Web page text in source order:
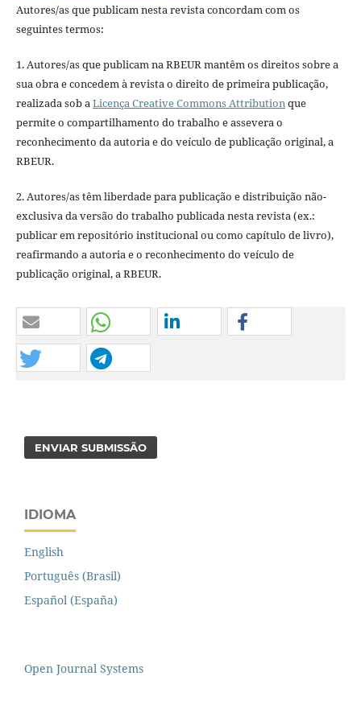
Autores/as que publicam nesta revista concordam com os
seguintes termos:
1. Autores/as que publicam na RBEUR mantêm os direitos sobre a
sua obra e concedem à revista o direito de primeira publicação,
realizada sob aLicença Creative Commons Attributionque
permite o compartilhamento do trabalho e assevera o
reconhecimento da autoria e do veículo de publicação original, a
RBEUR.
2. Autores/as têm liberdade para publicação e distribuição não-
exclusiva da versão do trabalho publicada nesta revista (ex.:
publicar em repositório institucional ou como capítulo de livro),
reafirmando a autoria e o reconhecimento do veículo de
publicação original, a RBEUR.
ENVIAR SUBMISSÃO
IDIOMA
English
Português (Brasil)
Español (España)
Open Journal Systems